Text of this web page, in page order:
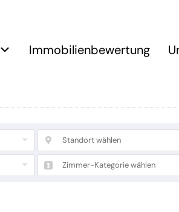
Immobilienbewertung
Standort wählen
Zimmer-Kategorie wählen